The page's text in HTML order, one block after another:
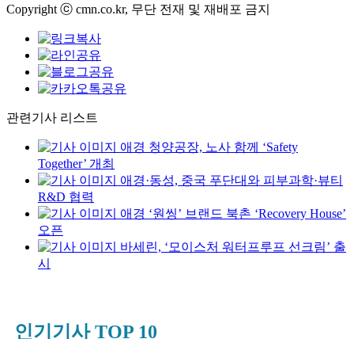
Copyright ⓒ cmn.co.kr, 무단 전재 및 재배포 금지
관련기사 리스트
애경 청양공장, 노사 함께 ‘Safety
Together’ 개최
애경·동성, 중국 푸단대와 피부과학·뷰티
R&D 협력
애경 ‘원씽’ 브랜드 북촌 ‘Recovery House’
오픈
바세린, ‘모이스처 워터프루프 선크림’ 출
시
인기기사 TOP 10